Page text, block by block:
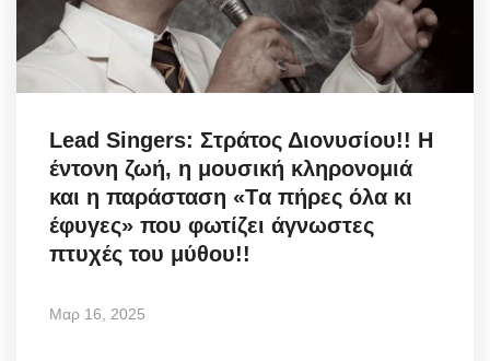
Lead Singers: Στράτος Διονυσίου!! Η
έντονη ζωή, η μουσική κληρονομιά
και η παράσταση «Tα πήρες όλα κι
έφυγες» που φωτίζει άγνωστες
πτυχές του μύθου!!
Μαρ 16, 2025